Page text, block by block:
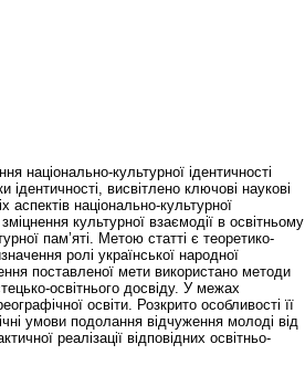
національно-культурної ідентичності
висвітлено ключові наукові
національно-культурної
культурної взаємодії в освітньому
пам’яті. Метою статті є теоретико-
ролі української народної
поставленої мети використано методи
освітнього досвіду. У межах
освіти. Розкрито особливості її
умови подолання відчуження молоді від
реалізації відповідних освітньо-